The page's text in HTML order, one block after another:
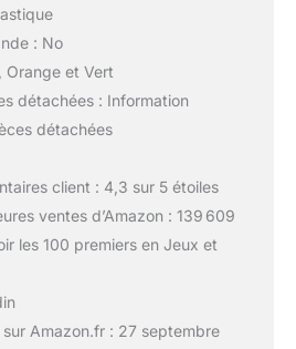
: No
Orange et Vert
détachées : Information
détachées
client : 4,3 sur 5 étoiles
ventes d’Amazon : 139 609
les 100 premiers en Jeux et
Amazon.fr : 27 septembre